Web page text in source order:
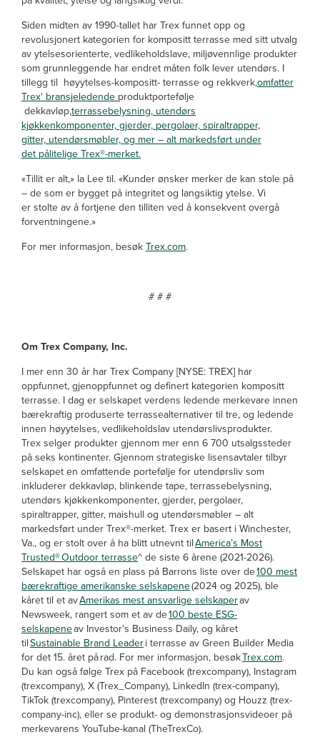
Siden midten av 1990-tallet har Trex funnet opp og
revolusjonert kategorien for kompositt terrasse med sitt utvalg
av ytelsesorienterte, vedlikeholdslave, miljøvennlige produkter
som grunnleggende har endret måten folk lever utendørs. I
tillegg til høyytelses-kompositt- terrasse og rekkverk,omfatter
Trex' bransjeledende produktportefølje
dekkavløp,terrassebelysning, utendørs
kjøkkenkomponenter, gjerder, pergolaer, spiraltrapper,
gitter, utendørsmøbler, og mer – alt markedsført under
det pålitelige Trex®-merket.
«Tillit er alt,» la Lee til. «Kunder ønsker merker de kan stole på
– de som er bygget på integritet og langsiktig ytelse. Vi
er stolte av å fortjene den tilliten ved å konsekvent overgå
forventningene.»
For mer informasjon, besøkTrex.com.
# # #
Om Trex Company, Inc.
I mer enn 30 år har Trex Company [NYSE: TREX] har
oppfunnet, gjenoppfunnet og definert kategorien kompositt
terrasse. I dag er selskapet verdens ledende merkevare innen
bærekraftig produserte terrassealternativer til tre, og ledende
innen høyytelses, vedlikeholdslav utendørslivsprodukter.
Trex selger produkter gjennom mer enn 6 700 utsalgssteder
på seks kontinenter. Gjennom strategiske lisensavtaler tilbyr
selskapet en omfattende portefølje for utendørsliv som
inkluderer dekkavløp, blinkende tape, terrassebelysning,
utendørs kjøkkenkomponenter, gjerder, pergolaer,
spiraltrapper, gitter, maishull og utendørsmøbler – alt
markedsført under Trex®-merket. Trex er basert i Winchester,
Va., og er stolt over å ha blitt utnevnt tilAmerica’s Most
Trusted® Outdoor terrasse^ de siste 6 årene (2021-2026).
Selskapet har også en plass på Barrons liste over de100 mest
bærekraftige amerikanske selskapene(2024 og 2025), ble
kåret til et avAmerikas mest ansvarlige selskaperav
Newsweek, rangert som et av de100 beste ESG-
selskapeneav Investor's Business Daily, og kåret
tilSustainable Brand Leaderi terrasse av Green Builder Media
for det 15. året på rad. For mer informasjon, besøkTrex.com.
Du kan også følge Trex på Facebook (trexcompany), Instagram
(trexcompany), X (Trex_Company), LinkedIn (trex-company),
TikTok (trexcompany), Pinterest (trexcompany) og Houzz (trex-
company-inc), eller se produkt- og demonstrasjonsvideoer på
merkevarens YouTube-kanal (TheTrexCo).